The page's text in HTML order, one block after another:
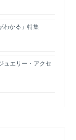
わかる」特集
ュエリー・アクセ